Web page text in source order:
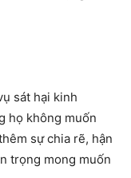
sát hại kinh
họ không muốn
sự chia rẽ, hận
trọng mong muốn